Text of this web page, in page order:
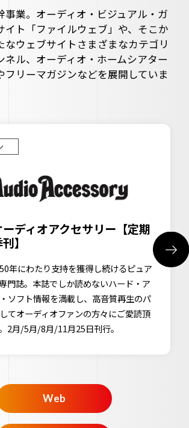
事業。オーディオ・ビジュアル・ガ
イト「ファイルウェブ」や、そこか
なウェブサイトさまざまなカテゴリ
ネル、オーディオ・ホームシアター
フリーマガジンなどを展開していま
ーマガジン】
アナログレコードを聴いてみたいZ世代
読んでほしいフリーマガジン。レコード
などの店頭での配布と、電子版で入手し
ます。年1回刊行。
Web